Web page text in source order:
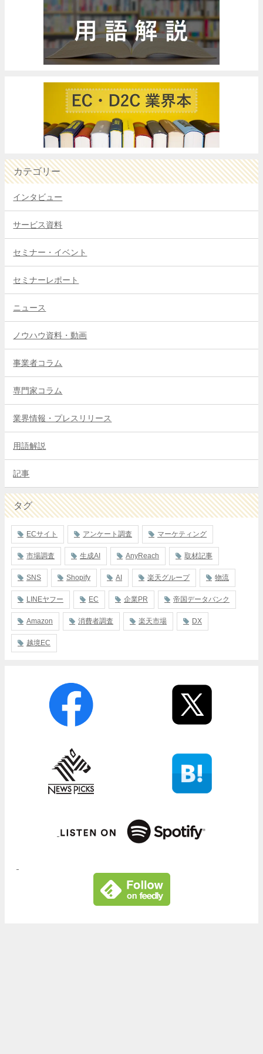
カテゴリー
インタビュー
サービス資料
セミナー・イベント
セミナーレポート
ニュース
ノウハウ資料・動画
事業者コラム
専門家コラム
業界情報・プレスリリース
用語解説
記事
タグ
ECサイト アンケート調査 マーケティング
市場調査 生成AI AnyReach 取材記事
SNS Shopify AI 楽天グループ 物流
LINEヤフー EC 企業PR 帝国データバンク
Amazon 消費者調査 楽天市場 DX
越境EC